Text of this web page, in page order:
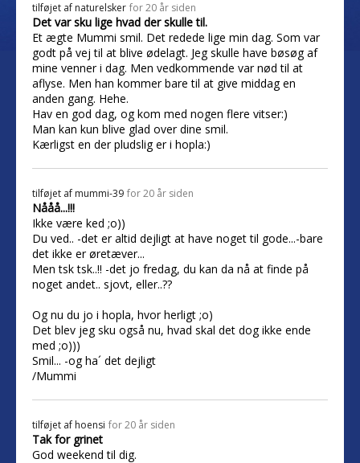
tilføjet af naturelsker for 20 år siden
Det var sku lige hvad der skulle til.
Et ægte Mummi smil. Det redede lige min dag. Som var
godt på vej til at blive ødelagt. Jeg skulle have bøsøg af
mine venner i dag. Men vedkommende var nød til at
aflyse. Men han kommer bare til at give middag en
anden gang. Hehe.
Hav en god dag, og kom med nogen flere vitser:)
Man kan kun blive glad over dine smil.
Kærligst en der pludslig er i hopla:)
tilføjet af mummi-39 for 20 år siden
Nååå...!!!
Ikke være ked ;o))
Du ved.. -det er altid dejligt at have noget til gode...-bare
det ikke er øretæver...
Men tsk tsk..!! -det jo fredag, du kan da nå at finde på
noget andet.. sjovt, eller..??
Og nu du jo i hopla, hvor herligt ;o)
Det blev jeg sku også nu, hvad skal det dog ikke ende
med ;o)))
Smil... -og ha´ det dejligt
/Mummi
tilføjet af hoensi for 20 år siden
Tak for grinet
God weekend til dig.